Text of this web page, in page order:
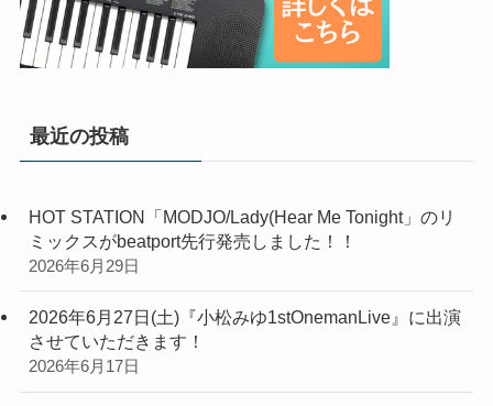
最近の投稿
HOT STATION「MODJO/Lady(Hear Me Tonight」のリ
ミックスがbeatport先行発売しました！！
2026年6月29日
2026年6月27日(土)『小松みゆ1stOnemanLive』に出演
させていただきます！
2026年6月17日